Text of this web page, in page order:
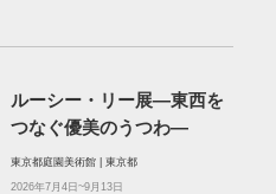
ルーシー・リー展―東西を
つなぐ優美のうつわ―
東京都庭園美術館 | 東京都
2026年7月4日~9月13日